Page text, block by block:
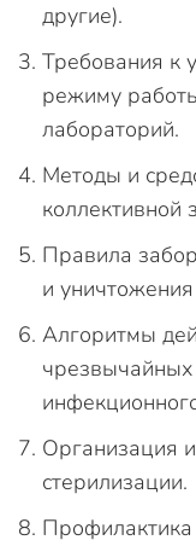
другие).
Требования к
режиму
лабораторий.
Методы и
коллективной
Правила
и
Алгоритмы
чрезвычайных
Организация
стерилизации.